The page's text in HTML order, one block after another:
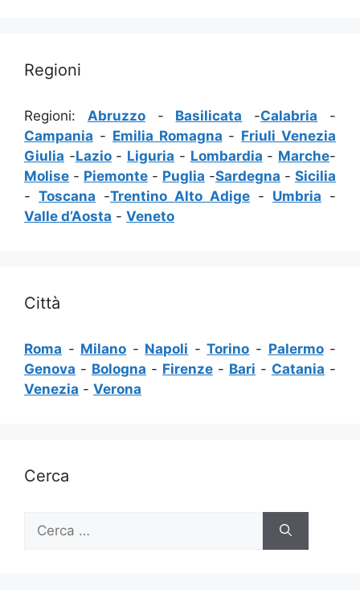
Regioni
Regioni: Abruzzo- Basilicata -Calabria -
Campania - Emilia Romagna - Friuli Venezia
Giulia -Lazio- Liguria - Lombardia - Marche-
Molise - Piemonte - Puglia -Sardegna - Sicilia
- Toscana -Trentino Alto Adige - Umbria -
Valle d’Aosta - Veneto
Città
Roma - Milano - Napoli -Torino - Palermo-
Genova - Bologna - Firenze - Bari - Catania -
Venezia - Verona
Cerca
per: